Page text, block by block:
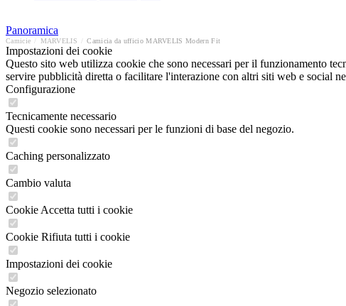
Panoramica
Camicie MARVELIS Camicia da ufficio MARVELIS Modern Fit
Impostazioni dei cookie
Questo sito web utilizza cookie che sono necessari per il funzionamento
servire pubblicità diretta o facilitare l'interazione con altri siti web e social
Configurazione
Tecnicamente necessario
Questi cookie sono necessari per le funzioni di base del negozio.
Caching personalizzato
Cambio valuta
Cookie Accetta tutti i cookie
Cookie Rifiuta tutti i cookie
Impostazioni dei cookie
Negozio selezionato